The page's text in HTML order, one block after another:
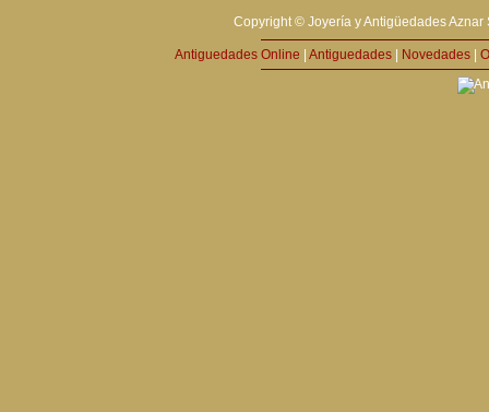
Copyright © Joyería y Antigüedades
Antiguedades Online Antiguedades Novedades